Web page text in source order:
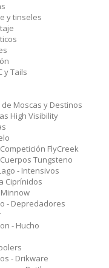
y tinseles
y Tails
Moscas y Destinos
High Visibility
FlyCreek
Tungsteno
- Intensivos
Ciprínidos
- Depredadores
- Hucho
- Drikware